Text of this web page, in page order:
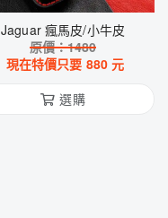
Jaguar 瘋馬皮/小牛皮
原價：1480
現在特價只要 880 元
選購